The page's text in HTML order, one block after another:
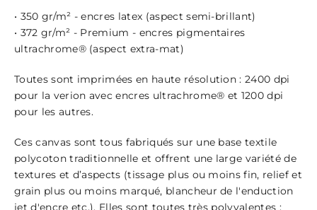
• 350 gr/m² - encres latex (aspect semi-brillant)
• 372 gr/m² - Premium - encres pigmentaires
ultrachrome® (aspect extra-mat)
Toutes sont imprimées en haute résolution : 2400 dpi
pour la verion avec encres ultrachrome® et 1200 dpi
pour les autres.
Ces canvas sont tous fabriqués sur une base textile
polycoton traditionnelle et offrent une large variété de
textures et d’aspects (tissage plus ou moins fin, relief et
grain plus ou moins marqué, blancheur de l'enduction
jet d'encre etc.). Elles sont toutes très polyvalentes :